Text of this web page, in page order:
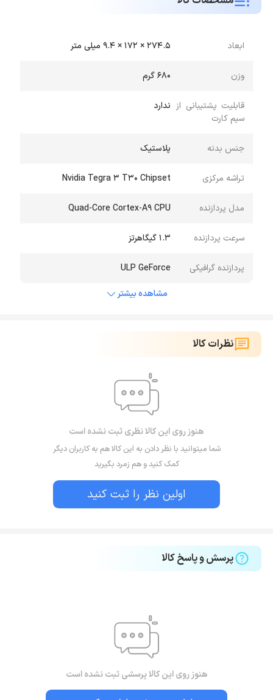
ابعاد 274.5 × 172 × 9.4 میلی متر
وزن 680 گرم
قابلیت پشتیبانی از
سیم کارت
ندارد
جنس بدنه پلاستیک
تراشه مرکزی Nvidia Tegra 3 T30 Chipset
مدل پردازنده Quad-Core Cortex-A9 CPU
سرعت پردازنده 1.3 گیگاهرتز
پردازنده گرافیکی
ULP GeForce
مشاهده بیشتر
نظرات کالا
هنوز روی این کالا نظری ثبت نشده است
شما میتوانید با نظر دادن به این کالا هم به کاربران دیگر
کمک کنید و هم زمرد بگیرید
اولین نظر را ثبت کنید
پرسش و پاسخ کالا
هنوز روی این کالا پرسشی ثبت نشده است